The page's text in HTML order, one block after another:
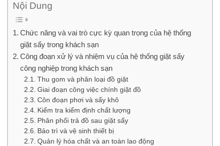
Nội Dung
Chức năng và vai trò cực kỳ quan trọng của hệ thống
giặt sấy trong khách sạn
Công đoạn xử lý và nhiệm vụ của hệ thống giặt sấy
công nghiệp trong khách sạn
Thu gom và phân loại đồ giặt
Giai đoạn công việc chính giặt đồ
Côn đoạn phơi và sấy khô
Kiểm tra kiểm định chất lượng
Phân phối trả đồ sau giặt sấy
Bảo trì và vệ sinh thiết bị
Quản lý hóa chất và an toàn lao động